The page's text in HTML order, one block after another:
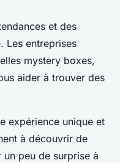
et des
Les entreprises
mystery boxes,
aider à trouver des
expérience unique et
à découvrir de
peu de surprise à